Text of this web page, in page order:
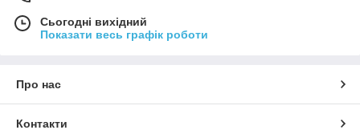
Сьогодні вихідний
Показати весь графік роботи
Про нас
Контакти